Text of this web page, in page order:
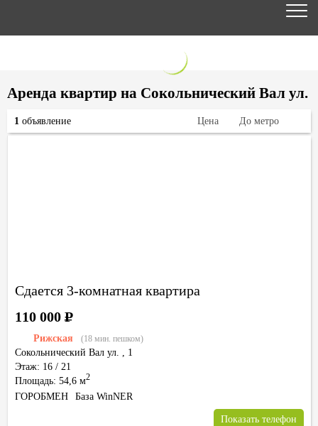
Аренда квартир на Сокольнический Вал ул.
Сдается 3-комнатная квартира
Рижская (18 мин. пешком)
Сокольнический Вал ул. , 1
Этаж: 16 / 21
Площадь: 54,6 м2
110 000Р
ГОРОБМЕН База WinNER
Показать телефон
1 объявление Цена До метро